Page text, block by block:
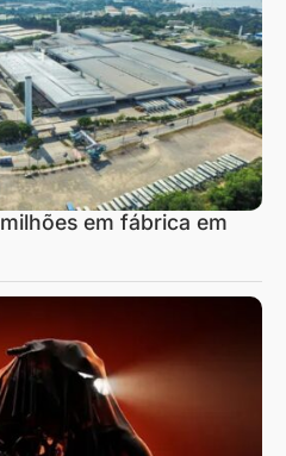
em fábrica em